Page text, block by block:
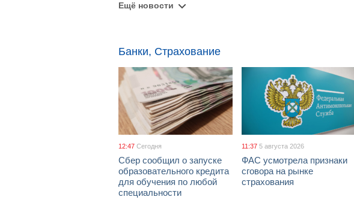
Ещё новости
Банки, Страхование
12:47 Сегодня
Сбер сообщил о запуске
образовательного кредита
для обучения по любой
специальности
11:37 5 августа 2026
ФАС усмотрела признаки
сговора на рынке
страхования